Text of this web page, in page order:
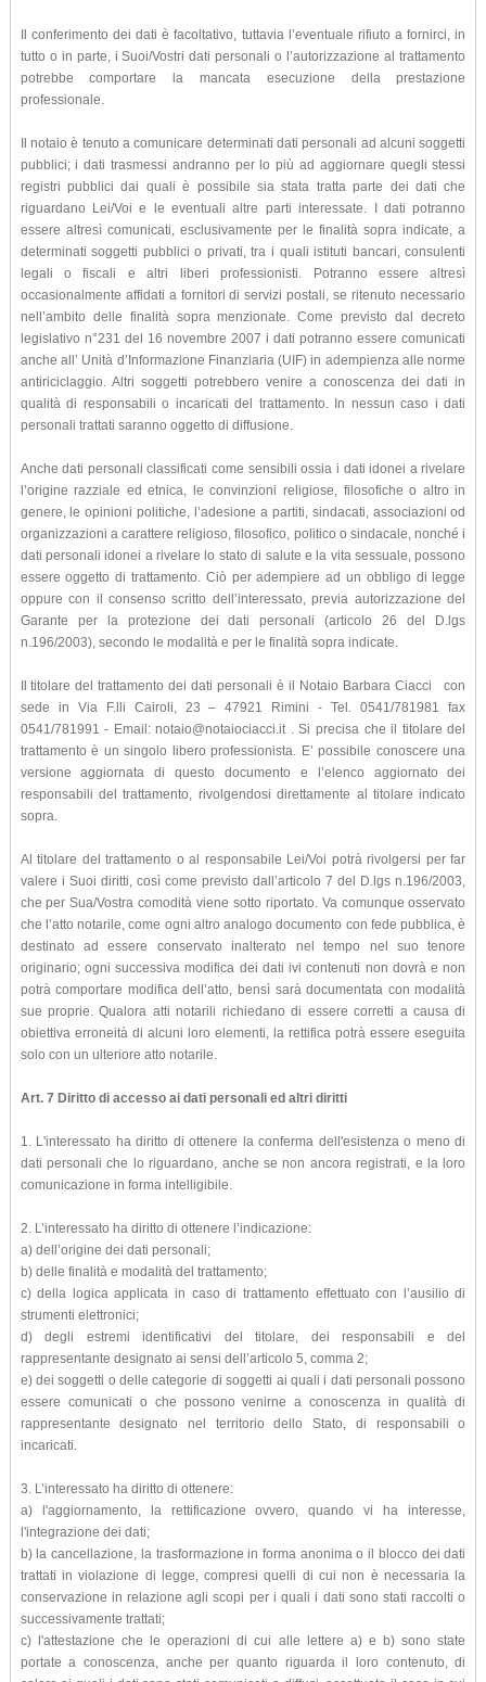
Il conferimento dei dati è facoltativo, tuttavia l’eventuale rifiuto a fornirci, in
tutto o in parte, i Suoi/Vostri dati personali o l’autorizzazione al trattamento
potrebbe comportare la mancata esecuzione della prestazione
professionale.
Il notaio è tenuto a comunicare determinati dati personali ad alcuni soggetti
pubblici; i dati trasmessi andranno per lo più ad aggiornare quegli stessi
registri pubblici dai quali è possibile sia stata tratta parte dei dati che
riguardano Lei/Voi e le eventuali altre parti interessate. I dati potranno
essere altresì comunicati, esclusivamente per le finalità sopra indicate, a
determinati soggetti pubblici o privati, tra i quali istituti bancari, consulenti
legali o fiscali e altri liberi professionisti. Potranno essere altresì
occasionalmente affidati a fornitori di servizi postali, se ritenuto necessario
nell’ambito delle finalità sopra menzionate. Come previsto dal decreto
legislativo n°231 del 16 novembre 2007 i dati potranno essere comunicati
anche all’ Unità d’Informazione Finanziaria (UIF) in adempienza alle norme
antiriciclaggio. Altri soggetti potrebbero venire a conoscenza dei dati in
qualità di responsabili o incaricati del trattamento. In nessun caso i dati
personali trattati saranno oggetto di diffusione.
Anche dati personali classificati come sensibili ossia i dati idonei a rivelare
l’origine razziale ed etnica, le convinzioni religiose, filosofiche o altro in
genere, le opinioni politiche, l’adesione a partiti, sindacati, associazioni od
organizzazioni a carattere religioso, filosofico, politico o sindacale, nonché i
dati personali idonei a rivelare lo stato di salute e la vita sessuale, possono
essere oggetto di trattamento. Ciò per adempiere ad un obbligo di legge
oppure con il consenso scritto dell’interessato, previa autorizzazione del
Garante per la protezione dei dati personali (articolo 26 del D.lgs
n.196/2003), secondo le modalità e per le finalità sopra indicate.
Il titolare del trattamento dei dati personali è il Notaio Barbara Ciacci con
sede in Via F.lli Cairoli, 23 – 47921 Rimini - Tel. 0541/781981 fax
0541/781991 - Email: notaio@notaiociacci.it . Si precisa che il titolare del
trattamento è un singolo libero professionista. E’ possibile conoscere una
versione aggiornata di questo documento e l’elenco aggiornato dei
responsabili del trattamento, rivolgendosi direttamente al titolare indicato
sopra.
Al titolare del trattamento o al responsabile Lei/Voi potrà rivolgersi per far
valere i Suoi diritti, così come previsto dall’articolo 7 del D.lgs n.196/2003,
che per Sua/Vostra comodità viene sotto riportato. Va comunque osservato
che l’atto notarile, come ogni altro analogo documento con fede pubblica, è
destinato ad essere conservato inalterato nel tempo nel suo tenore
originario; ogni successiva modifica dei dati ivi contenuti non dovrà e non
potrà comportare modifica dell’atto, bensì sarà documentata con modalità
sue proprie. Qualora atti notarili richiedano di essere corretti a causa di
obiettiva erroneità di alcuni loro elementi, la rettifica potrà essere eseguita
solo con un ulteriore atto notarile.
Art. 7 Diritto di accesso ai dati personali ed altri diritti
1. L'interessato ha diritto di ottenere la conferma dell'esistenza o meno di
dati personali che lo riguardano, anche se non ancora registrati, e la loro
comunicazione in forma intelligibile.
2. L’interessato ha diritto di ottenere l’indicazione:
a) dell’origine dei dati personali;
b) delle finalità e modalità del trattamento;
c) della logica applicata in caso di trattamento effettuato con l’ausilio di
strumenti elettronici;
d) degli estremi identificativi del titolare, dei responsabili e del
rappresentante designato ai sensi dell’articolo 5, comma 2;
e) dei soggetti o delle categorie di soggetti ai quali i dati personali possono
essere comunicati o che possono venirne a conoscenza in qualità di
rappresentante designato nel territorio dello Stato, di responsabili o
incaricati.
3. L’interessato ha diritto di ottenere:
a) l'aggiornamento, la rettificazione ovvero, quando vi ha interesse,
l'integrazione dei dati;
b) la cancellazione, la trasformazione in forma anonima o il blocco dei dati
trattati in violazione di legge, compresi quelli di cui non è necessaria la
conservazione in relazione agli scopi per i quali i dati sono stati raccolti o
successivamente trattati;
c) l'attestazione che le operazioni di cui alle lettere a) e b) sono state
portate a conoscenza, anche per quanto riguarda il loro contenuto, di